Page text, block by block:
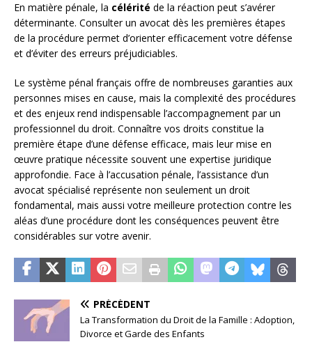
En matière pénale, la célérité de la réaction peut s’avérer
déterminante. Consulter un avocat dès les premières étapes
de la procédure permet d’orienter efficacement votre défense
et d’éviter des erreurs préjudiciables.
Le système pénal français offre de nombreuses garanties aux
personnes mises en cause, mais la complexité des procédures
et des enjeux rend indispensable l’accompagnement par un
professionnel du droit. Connaître vos droits constitue la
première étape d’une défense efficace, mais leur mise en
œuvre pratique nécessite souvent une expertise juridique
approfondie. Face à l’accusation pénale, l’assistance d’un
avocat spécialisé représente non seulement un droit
fondamental, mais aussi votre meilleure protection contre les
aléas d’une procédure dont les conséquences peuvent être
considérables sur votre avenir.
PRÉCÉDENT
La Transformation du Droit de la Famille : Adoption,
Divorce et Garde des Enfants